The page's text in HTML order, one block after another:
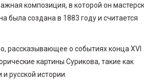
композиция, в которой он
была создана в 1883 году и считается
рассказывающее о событиях конца XVI
картины Сурикова, такие как
русской истории.